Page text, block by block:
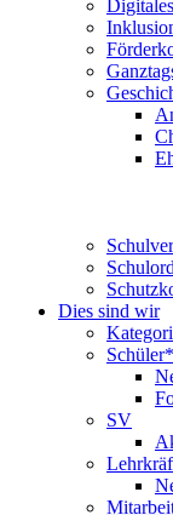
Dies sind wir
SV